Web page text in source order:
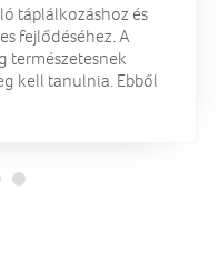
táplálkozáshoz és
fejlődéséhez. A
természetesnek
kell tanulnia. Ebből